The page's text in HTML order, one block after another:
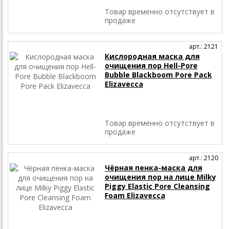
Товар временно отсутствует в
продаже
арт.: 2121
Кислородная маска для
очищения пор Hell-Pore
Bubble Blackboom Pore Pack
Elizavecca
Товар временно отсутствует в
продаже
арт.: 2120
Чёрная пенка-маска для
очищения пор на лице Milky
Piggy Elastic Pore Cleansing
Foam Elizavecca